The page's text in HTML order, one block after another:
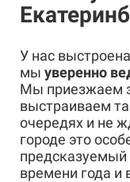
У нас
мы уверенно
Мы приезжаем
выстраиваем
очередях и не
городе это
предсказуемый
времени года